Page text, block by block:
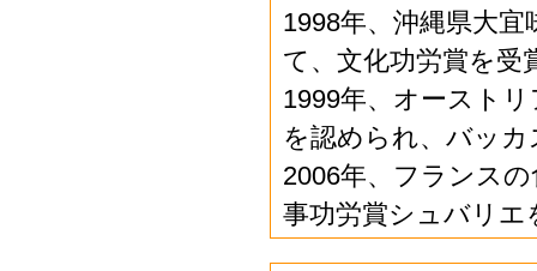
1998年、沖縄県大
て、文化功労賞を受
1999年、オースト
を認められ、バッカ
2006年、フランス
事功労賞シュバリエ